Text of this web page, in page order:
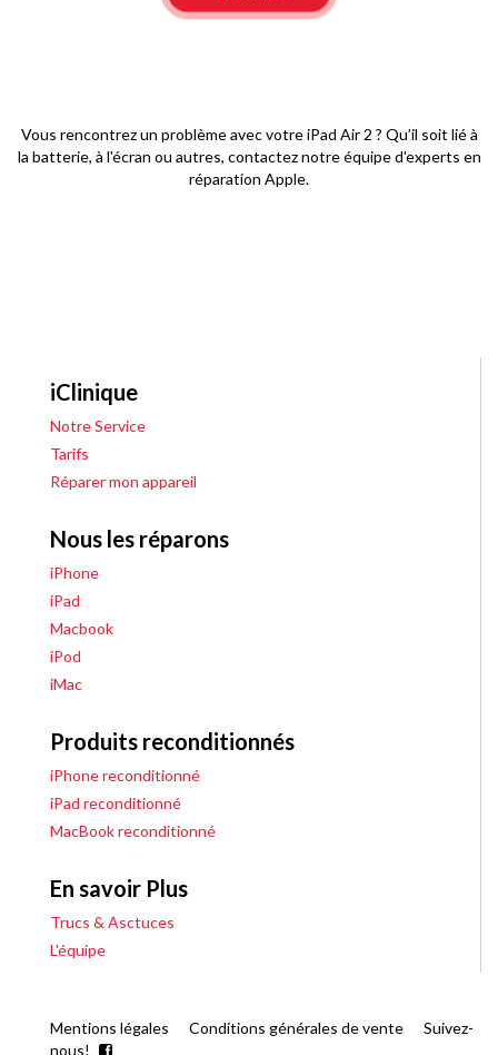
Vous rencontrez un problème avec votre iPad Air 2 ? Qu’il soit lié à
la batterie, à l'écran ou autres, contactez notre équipe d'experts en
réparation Apple.
iClinique
Notre Service
Tarifs
Réparer mon appareil
Nous les réparons
iPhone
iPad
Macbook
iPod
iMac
Produits reconditionnés
iPhone reconditionné
iPad reconditionné
MacBook reconditionné
En savoir Plus
Trucs & Asctuces
L'équipe
Mentions légales Conditions générales de vente
Suivez-
nous!